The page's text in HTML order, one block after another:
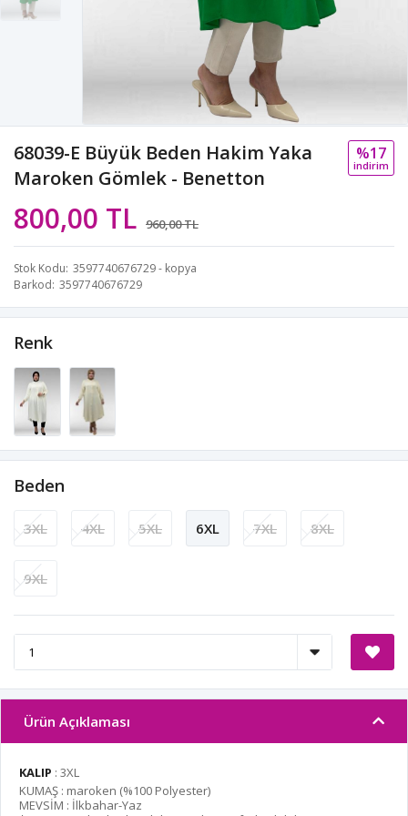
68039-E Büyük Beden Hakim Yaka
Maroken Gömlek - Benetton
800,00 TL 960,00 TL
%17
i̇ndi̇ri̇m
Stok Kodu 3597740676729 - kopya
Barkod 3597740676729
Renk
Beden
3XL 4XL 5XL 6XL 7XL 8XL
9XL
Ürün Açıklaması
KALIP : 3XL
KUMAŞ : maroken (%100 Polyester)
MEVSİM : İlkbahar-Yaz